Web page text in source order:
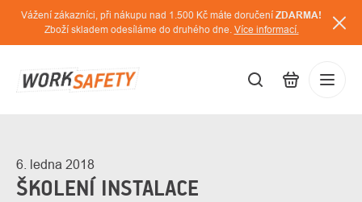
Přejít
obsah
Vážení zákazníci, při nákupu nad 1.500 Kč máte doručení ZDARMA!
Zboží skladem odesíláme do druhého dne. Více informací.
6. ledna 2018
ŠKOLENÍ INSTALACE